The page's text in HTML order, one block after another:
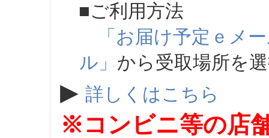
■ご利用方法
「お届け予定ｅメ
ル」 から受取場所を
▶ 詳しくはこちら
※コンビニ等の店